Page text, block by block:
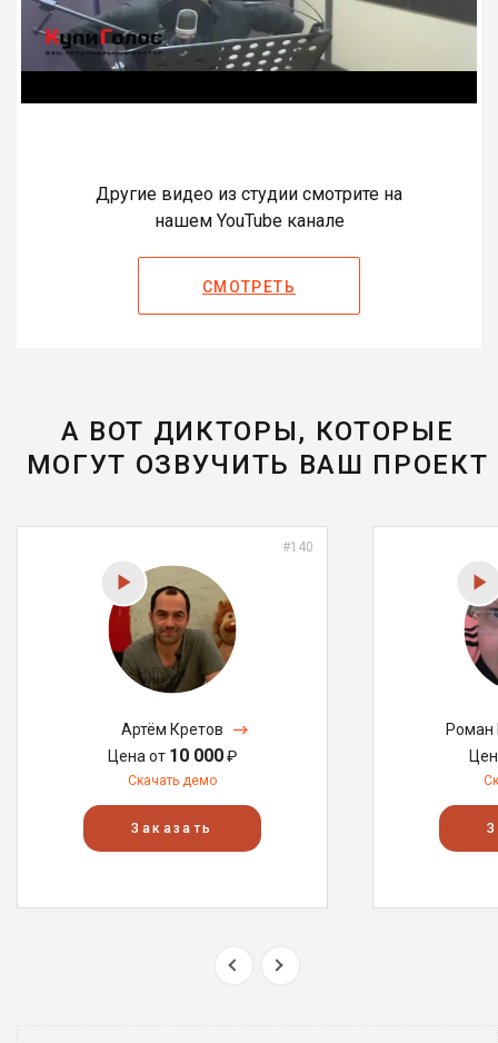
Другие видео из студии смотрите на
нашем YouTube канале
СМОТРЕТЬ
А ВОТ ДИКТОРЫ, КОТОРЫЕ
МОГУТ ОЗВУЧИТЬ ВАШ ПРОЕКТ
#140
Артём Кретов
Цена от 10 000₽
Скачать демо
Заказать
Роман